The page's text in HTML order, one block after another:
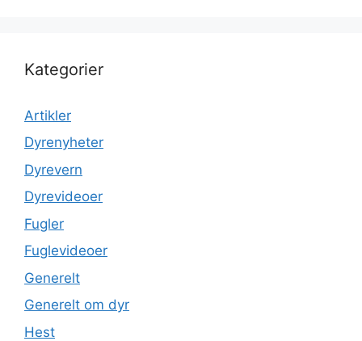
Kategorier
Artikler
Dyrenyheter
Dyrevern
Dyrevideoer
Fugler
Fuglevideoer
Generelt
Generelt om dyr
Hest